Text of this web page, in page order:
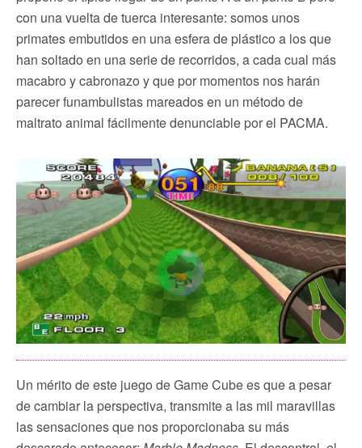
con una vuelta de tuerca interesante: somos unos
primates embutidos en una esfera de plástico a los que
han soltado en una serie de recorridos, a cada cual más
macabro y cabronazo y que por momentos nos harán
parecer funambulistas mareados en un método de
maltrato animal fácilmente denunciable por el PACMA.
Un mérito de este juego de Game Cube es que a pesar
de cambiar la perspectiva, transmite a las mil maravillas
las sensaciones que nos proporcionaba su más